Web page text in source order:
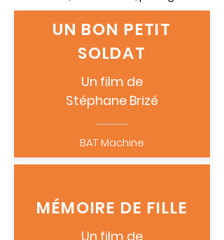
UN BON PETIT
SOLDAT
Un film de
Stéphane Brizé
BAT Machine
MÉMOIRE DE FILLE
Un film de